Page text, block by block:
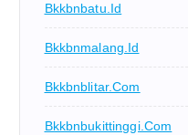
Bkkbnbatu.id
Bkkbnmalang.id
Bkkbnblitar.com
Bkkbnbukittinggi.com